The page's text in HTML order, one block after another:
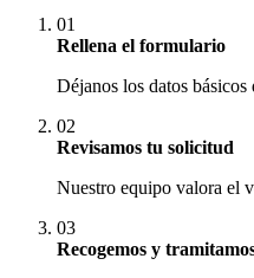
01
Rellena el formulario
Déjanos los datos
02
Revisamos tu solicitud
Nuestro equipo valora el
03
Recogemos y